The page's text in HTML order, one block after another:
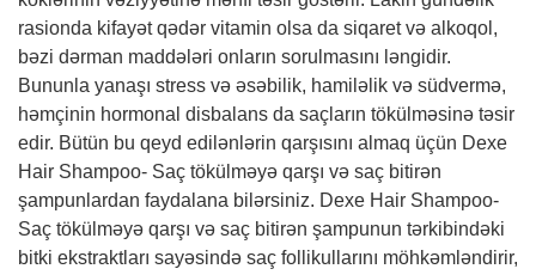
rasionda kifayət qədər vitamin olsa da siqaret və alkoqol,
bəzi dərman maddələri onların sorulmasını ləngidir.
Bununla yanaşı stress və əsəbilik, hamiləlik və südvermə,
həmçinin hormonal disbalans da saçların tökülməsinə təsir
edir. Bütün bu qeyd edilənlərin qarşısını almaq üçün Dexe
Hair Shampoo- Saç tökülməyə qarşı və saç bitirən
şampunlardan faydalana bilərsiniz. Dexe Hair Shampoo-
Saç tökülməyə qarşı və saç bitirən şampunun tərkibindəki
bitki ekstraktları sayəsində saç follikullarını möhkəmləndirir,